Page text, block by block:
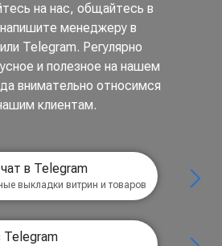
на нас, общайтесь в
менеджеру в
Telegram. Регулярно
и полезное на нашем
внимательно относимся
клиентам.
в Telegram
выкладки витрин и товаров
Telegram